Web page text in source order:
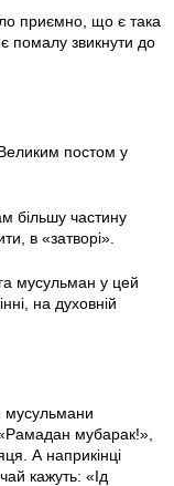
приємно, що є така
помалу звикнути до
постом у
більшу частину
в «затворі».
мусульман у цей
на духовній
мусульмани
мубарак!»,
А наприкінці
кажуть: «Ід